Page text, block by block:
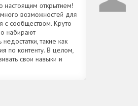
настоящим открытием!
возможностей для
с сообществом. Круто
набирают
такие как
по контенту. В целом,
свои навыки и